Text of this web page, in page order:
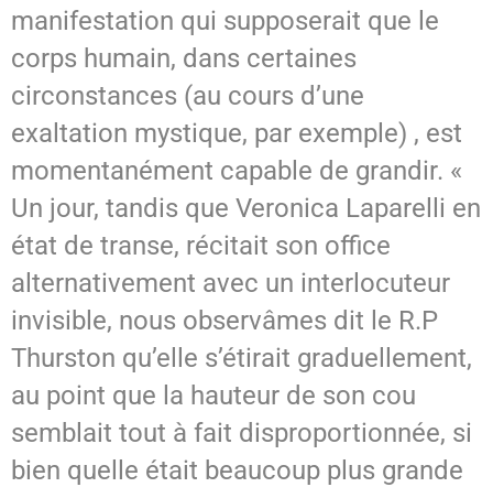
manifestation qui supposerait que le
corps humain, dans certaines
circonstances (au cours d’une
exaltation mystique, par exemple) , est
momentanément capable de grandir. «
Un jour, tandis que Veronica Laparelli en
état de transe, récitait son office
alternativement avec un interlocuteur
invisible, nous observâmes dit le R.P
Thurston qu’elle s’étirait graduellement,
au point que la hauteur de son cou
semblait tout à fait disproportionnée, si
bien quelle était beaucoup plus grande